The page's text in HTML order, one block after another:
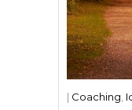
| Coaching